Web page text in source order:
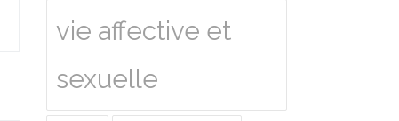
vie affective et
sexuelle